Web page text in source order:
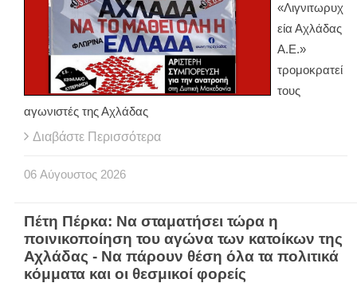
«Λιγνιτωρυχ
εία Αχλάδας
Α.Ε.»
τρομοκρατεί
τους
αγωνιστές της Αχλάδας
Διαβάστε Περισσότερα
06 Αύγουστος 2026
Πέτη Πέρκα: Να σταματήσει τώρα η
ποινικοποίηση του αγώνα των κατοίκων της
Αχλάδας - Να πάρουν θέση όλα τα πολιτικά
κόμματα και οι θεσμικοί φορείς